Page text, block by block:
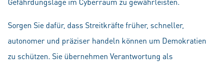
Sorgen Sie dafür, dass Streitkräfte früher, schneller,
autonomer und präziser handeln können um Demokratien
zu schützen. Sie übernehmen Verantwortung als